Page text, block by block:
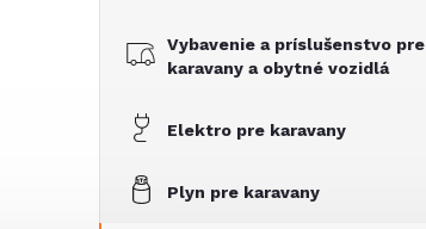
Vybavenie a príslušenstvo pre
karavany a obytné vozidlá
Elektro pre karavany
Plyn pre karavany